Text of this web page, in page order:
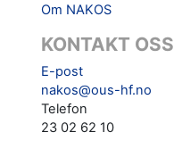
Om NAKOS
KONTAKT OSS
E-post
nakos@ous-hf.no
Telefon
23 02 62 10